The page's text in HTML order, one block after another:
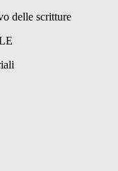
delle scritture